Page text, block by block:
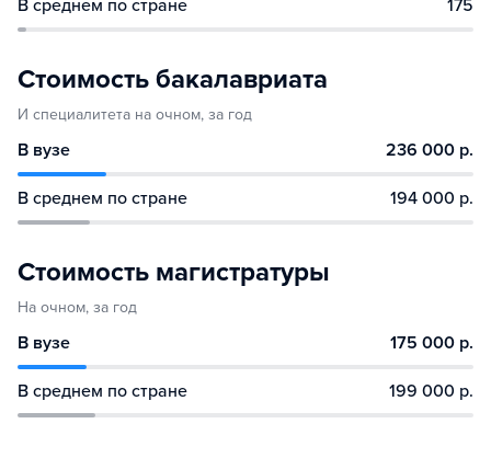
В среднем по стране 175
Стоимость бакалавриата
И специалитета на очном, за год
В вузе 236 000 р.
В среднем по стране 194 000 р.
Стоимость магистратуры
На очном, за год
В вузе 175 000 р.
В среднем по стране 199 000 р.